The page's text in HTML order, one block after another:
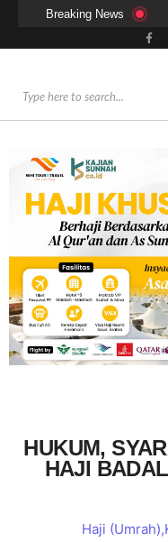
Breaking News
KAPAN WAKTU SUNNAH QAILULAH (TIDUR SIANG) YANG BENAR? HUKUM DAN SYARAT MENGHADIRI UNDANGAN (IJABAT AD-DA’WAH)
HUKUM,
HAJI
Haji (Umrah),